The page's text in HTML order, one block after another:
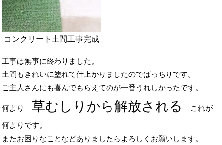
コンクリート土間工事完成
工事は無事に終わりました。
土間もきれいに塗れて仕上がりましたのでばっちりです。
ご主人さんにも喜んでもらえてのが一番うれしかったです。
何より草むしりから解放される
これが
何よりです。
またお困りなことなどありましたらよろしくお願いします。